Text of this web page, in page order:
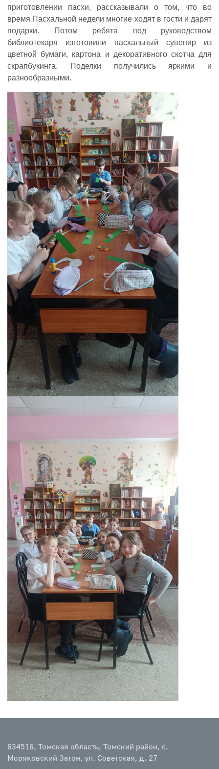
приготовлении пасхи, рассказывали о том, что во
время Пасхальной недели многие ходят в гости и дарят
подарки. Потом ребята под руководством
библиотекаря изготовили пасхальный сувенир из
цветной бумаги, картона и декоративного скотча для
скрапбукинга. Поделки получились яркими и
разнообразными.
634516, Томская область, Томский район, с.
Моряковский Затон, ул. Советская, д. 27